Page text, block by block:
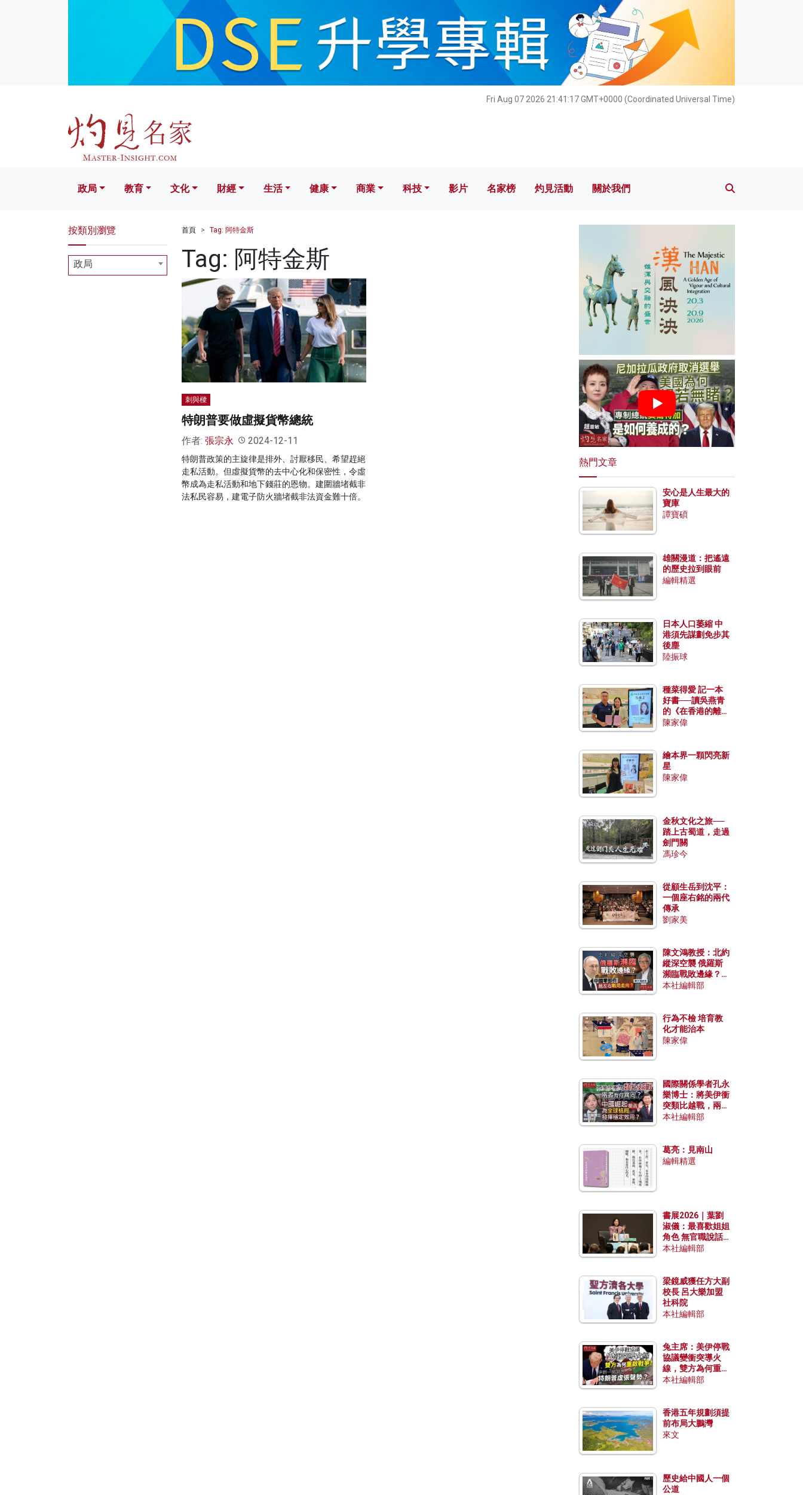
Fri Aug 07 2026 21:41:18 GMT+0000 (Coordinated Universal Time)
文化 財經 生活 健康 科技 影片 名家榜 灼見活動 關於我們
政局 教育 文化 財經 生活 健康 商業 科技 影片 名家榜 灼見活動 關於我們
首頁 Tag: 阿特金斯
Tag: 阿特金斯
刺與樑
特朗普要做虛擬貨幣總統
作者: 張宗永 2024-12-11
特朗普政策的主旋律是排外、討厭移民、希望趕絕
走私活動。但虛擬貨幣的去中心化和保密性，令虛
幣成為走私活動和地下錢莊的恩物。建圍牆堵截非
法私民容易，建電子防火牆堵截非法資金難十倍。
按類別瀏覽
政局
熱門文章
安心是人生最大的
寶庫
譚寶碩
雄關漫道：把遙遠
的歷史拉到眼前
編輯精選
日本人口萎縮 中
港須先謀劃免步其
後塵
陸振球
種菜得愛 記一本
好書──讀吳燕青
的《在香港的離島
種菜》
陳家偉
繪本界一顆閃亮新
星
陳家偉
金秋文化之旅──
踏上古蜀道，走過
劍門關
馮珍今
從顧生岳到沈平：
一個座右銘的兩代
傳承
劉家美
陳文鴻教授：北約
縱深空襲 俄羅斯
瀕臨戰敗邊緣？中
國零部件能左右戰
本社編輯部
行為不檢 培育教
化才能治本
陳家偉
國際關係學者孔永
樂博士：將美伊衝
突類比越戰，兩者
有何異同？中國崛
本社編輯部
葛亮：見南山
編輯精選
書展2026｜葉劉
淑儀：最喜歡姐姐
角色 無官職說話
包袱少
本社編輯部
梁鏡威獲任方大副
校長 呂大樂加盟
社科院
本社編輯部
兔主席：美伊停戰
協議變衝突導火
線，雙方為何重啟
戰爭？伊朗一早洞
本社編輯部
香港五年規劃須提
前布局大鵬灣
來文
歷史給中國人一個
公道